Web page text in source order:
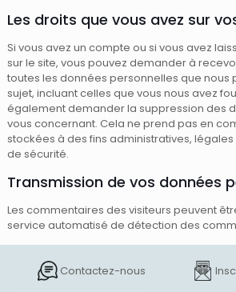
Les droits que vous avez sur
Si vous avez un compte ou si vous avez
sur le site, vous pouvez demander à
toutes les données personnelles que nous
sujet, incluant celles que vous nous avez
également demander la suppression des
vous concernant. Cela ne prend pas en
stockées à des fins administratives,
de sécurité.
Transmission de vos données
Les commentaires des visiteurs peuvent
service automatisé de détection des
Contactez-nous